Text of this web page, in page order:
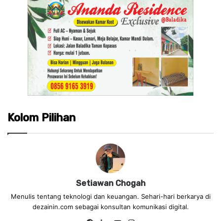
Kolom Pilihan
Setiawan Chogah
Menulis tentang teknologi dan keuangan. Sehari-hari berkarya di
dezainin.com sebagai konsultan komunikasi digital.